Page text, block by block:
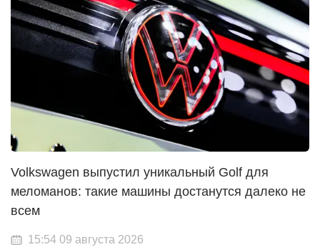
Volkswagen выпустил уникальный Golf для
меломанов: такие машины достанутся далеко не
всем
15:54 09 августа 2026